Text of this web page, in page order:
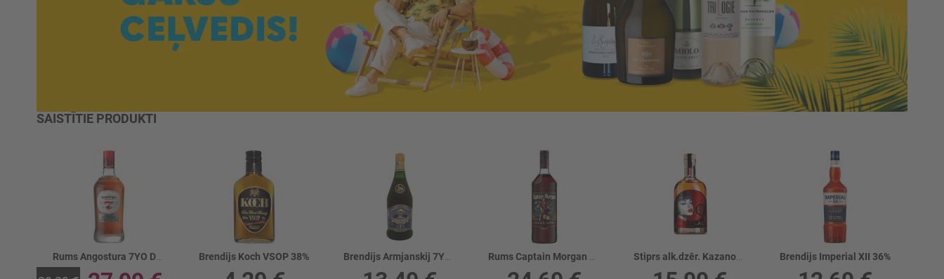
SAISTĪTIE PRODUKTI
Rums Angostura 7YO Dark 40% Brendijs Koch VSOP 38% Brendijs Armjanskij 7YO 40% Rums Captain Morgan Black Label 40% Stiprs alk.dzēr. Kazanova Chery Lady 35% Brendijs Imperial XII 36%